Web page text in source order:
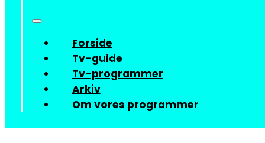
Forside
Tv-guide
Tv-programmer
Arkiv
Om vores programmer